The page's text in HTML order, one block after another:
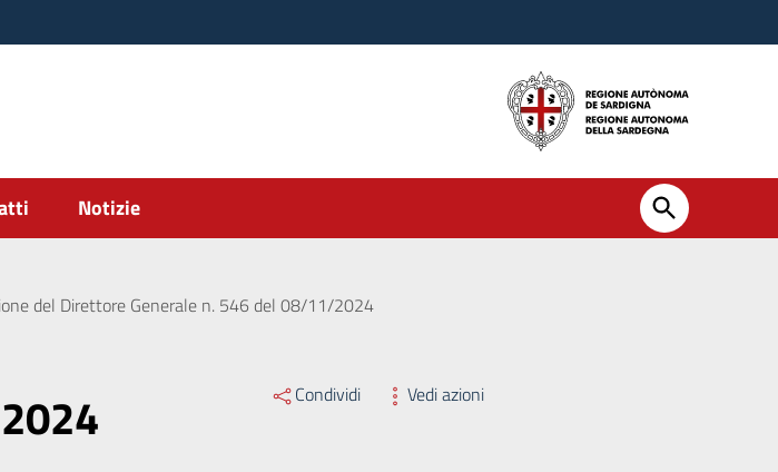
Notizie
del Direttore Generale n. 546 del 08/11/2024
Condividi Vedi azioni